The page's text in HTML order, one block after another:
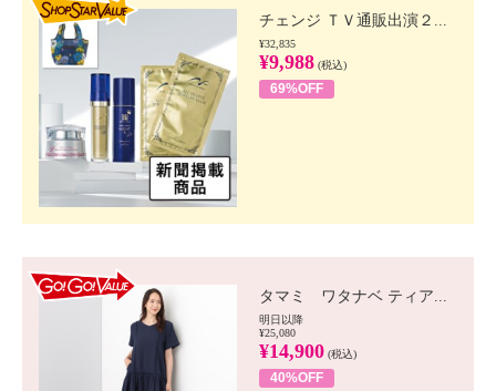
チェンジ ＴＶ通販出演２...
¥32,835
¥9,988 (税込)
69%OFF
タマミ ワタナベ ティア...
明日以降
¥25,080
¥14,900 (税込)
40%OFF